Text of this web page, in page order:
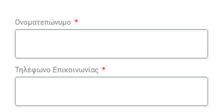
Ονοματεπώνυμο
Τηλέφωνο Επικοινωνίας